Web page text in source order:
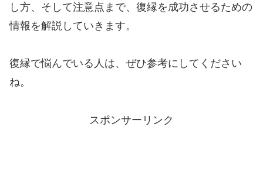
し方、そして注意点まで、復縁を成功させるための
情報を解説していきます。
復縁で悩んでいる人は、ぜひ参考にしてください
ね。
スポンサーリンク